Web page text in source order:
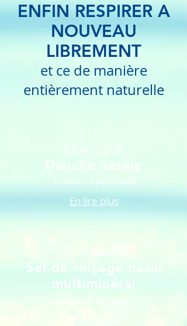
ENFIN RESPIRER A
NOUVEAU
LIBREMENT
et ce de manière
entièrement naturelle
Rhinicur®
Douche nasale
En lire plus
Medisch hulpmiddel
Sel de rinçage nasal
multiminéral